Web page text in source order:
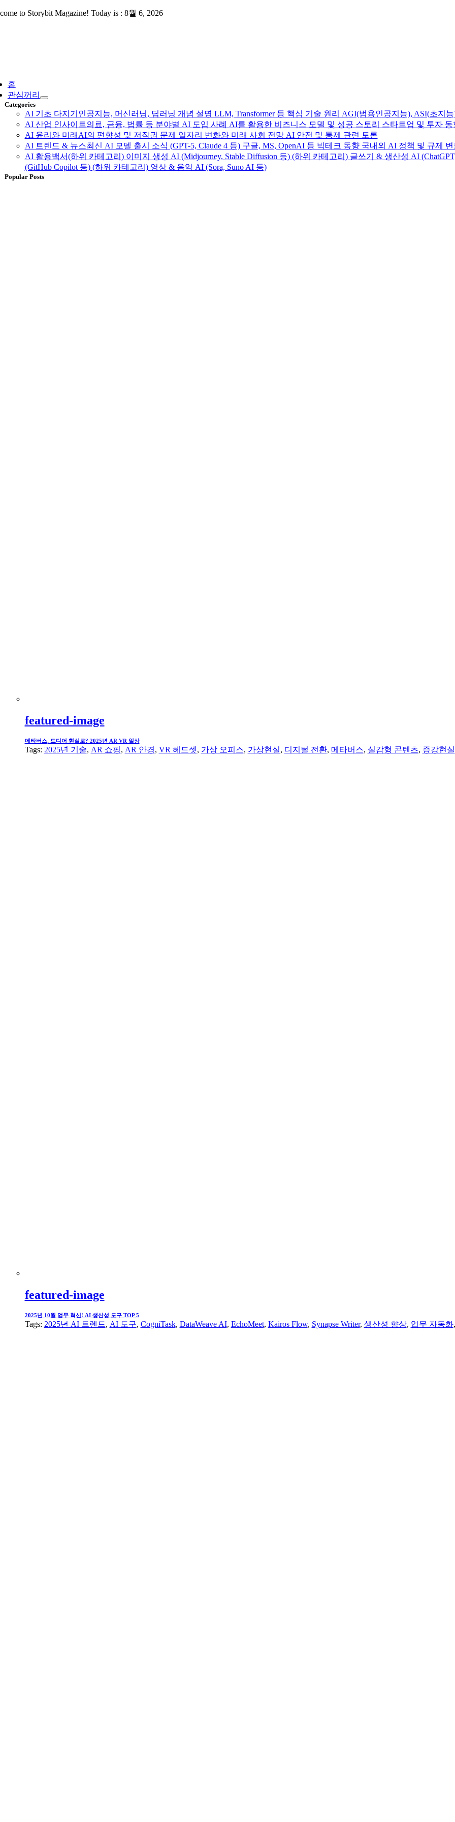
Skip to Storybit Magazine! Today is : 8월 6, 2026
홈
관심꺼리
Categories
AI 기초 다지기 인공지능, 머신러닝, 딥러닝 개념 설명 LLM, Transformer 등 핵심 기술 원리 AGI(범용인공지능), ASI(초지
AI 산업 인사이트의료, 금융, 법률 등 분야별 AI 도입 사례 AI를 활용한 비즈니스 모델 및 성공 스토리 스타트업 및 투자 동
AI 윤리와 미래 AI의 편향성 및 저작권 문제 일자리 변화와 미래 사회 전망 AI 안전 및 통제 관련 토론
AI 트렌드 & 뉴스최신 AI 모델 출시 소식 (GPT-5, Claude 4 등) 구글, MS, OpenAI 등 빅테크 동향 국내외 AI 정책 및 규제 변
AI 활용백서(하위 카테고리) 이미지 생성 AI (Midjourney, Stable Diffusion 등) (하위 카테고리) 글쓰기 & 생산성 AI
(GitHub Copilot 등) (하위 카테고리) 영상 & 음악 AI (Sora, Suno AI 등)
Popular Posts
featured-image
메타버스, 드디어 현실로? 2025년 AR VR 일상
Tags: 2025년 기술, AR 쇼핑, AR 안경, VR 헤드셋, 가상 오피스, 가상현실, 디지털 전환, 메타버스, 실감형 콘텐츠, 증강현실
featured-image
2025년 10월 업무 혁신! AI 생산성 도구 TOP 5
Tags: 2025년 AI 트렌드, AI 도구, CogniTask, DataWeave AI, EchoMeet, Kairos Flow, Synapse Writer, 생산성 향상, 업무 자동화,